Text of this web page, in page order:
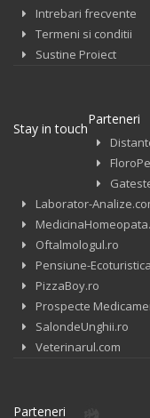
Intrebari frecvente
Termeni si conditii
Sustine Proiect
Stay in touch
Parteneri
Laborator-
Oftalmologul.ro
Pensiune-
PizzaBoy.ro
Prospecte
SalondeUnghii.ro
Veterinarul.com
Parteneri